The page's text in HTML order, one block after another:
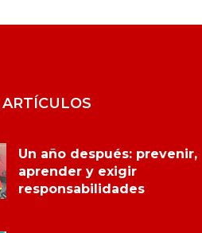
Un año después: prevenir,
aprender y exigir
responsabilidades